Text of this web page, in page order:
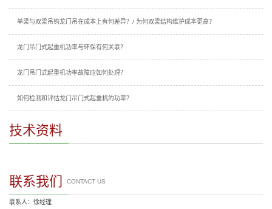
单梁与双梁吊钩龙门吊在成本上有何差异？/ 为何双梁结构维护成本更高？
龙门吊门式起重机功率与环保有何关联？
龙门吊门式起重机功率故障应如何处理？
如何检测和评估龙门吊门式起重机的功率？
技术资料
联系我们 CONTACT US
联系人：徐经理